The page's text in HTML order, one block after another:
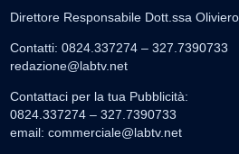
Direttore Responsabile Dott.ssa
Contatti: 0824.337274 – 327.7390733
redazione@labtv.net
Contattaci per la tua Pubblicità:
0824.337274 – 327.7390733
email: commerciale@labtv.net